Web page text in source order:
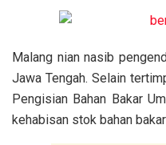
Malang nian nasib
Jawa Tengah. Selain
Pengisian Bahan Bakar
kehabisan stok bahan